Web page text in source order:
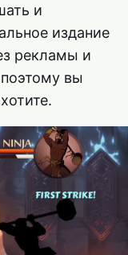
и
издание
рекламы и
вы